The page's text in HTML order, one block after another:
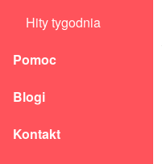
Hity tygodnia
Pomoc
Blogi
Kontakt